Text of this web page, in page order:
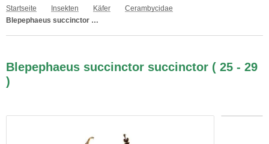
Startseite Insekten Käfer
Cerambycidae
Blepephaeus succinctor succinctor ( 25 - 29 )
Blepephaeus succinctor succinctor ( 25 - 29
)